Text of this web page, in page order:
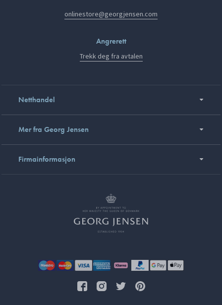
onlinestore@georgjensen.com
Angrerett
Trekk deg fra avtalen
Netthandel
Mer fra Georg Jensen
Firmainformasjon